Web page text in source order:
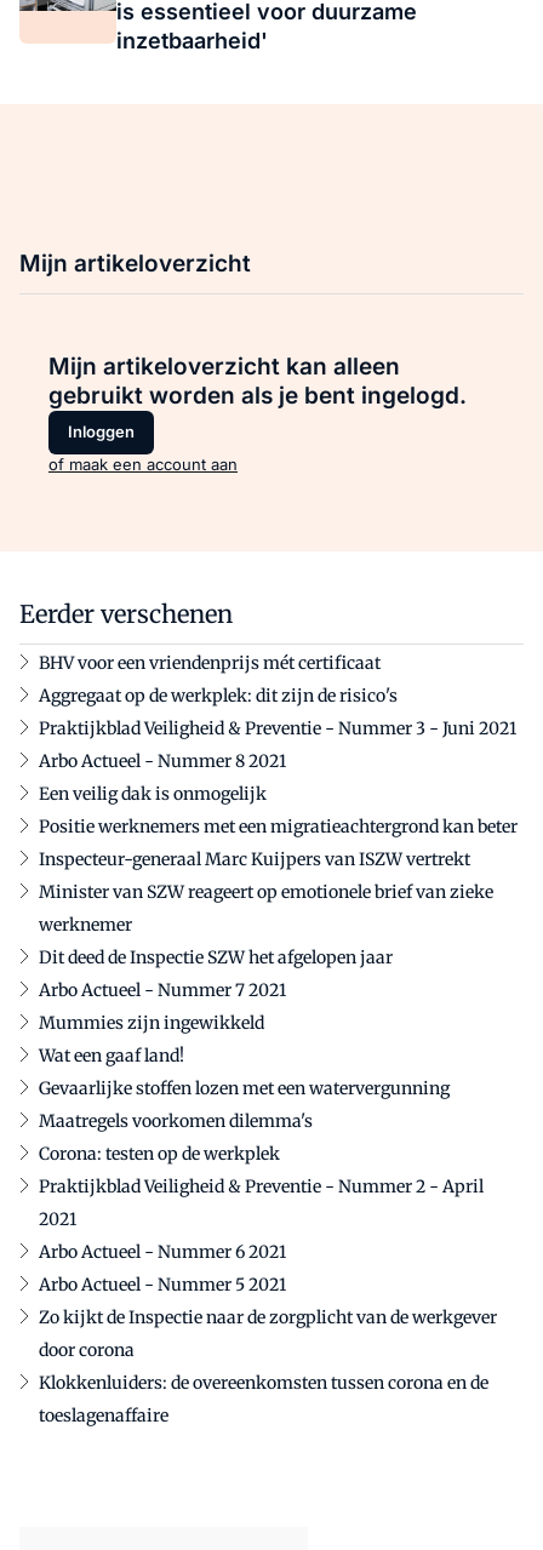
is essentieel voor duurzame
inzetbaarheid'
Mijn artikeloverzicht
Mijn artikeloverzicht kan alleen
gebruikt worden als je bent ingelogd.
Inloggen
of maak een account aan
Eerder verschenen
BHV voor een vriendenprijs mét certificaat
Aggregaat op de werkplek: dit zijn de risico's
Praktijkblad Veiligheid & Preventie - Nummer 3 - Juni 2021
Arbo Actueel - Nummer 8 2021
Een veilig dak is onmogelijk
Positie werknemers met een migratieachtergrond kan beter
Inspecteur-generaal Marc Kuijpers van ISZW vertrekt
Minister van SZW reageert op emotionele brief van zieke
werknemer
Dit deed de Inspectie SZW het afgelopen jaar
Arbo Actueel - Nummer 7 2021
Mummies zijn ingewikkeld
Wat een gaaf land!
Gevaarlijke stoffen lozen met een watervergunning
Maatregels voorkomen dilemma's
Corona: testen op de werkplek
Praktijkblad Veiligheid & Preventie - Nummer 2 - April
2021
Arbo Actueel - Nummer 6 2021
Arbo Actueel - Nummer 5 2021
Zo kijkt de Inspectie naar de zorgplicht van de werkgever
door corona
Klokkenluiders: de overeenkomsten tussen corona en de
toeslagenaffaire